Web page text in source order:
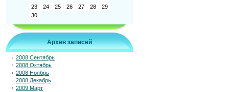
23
24 25 26 27 28
29
30
Архив записей
2008 Сентябрь
2008 Октябрь
2008 Ноябрь
2008 Декабрь
2009 Март